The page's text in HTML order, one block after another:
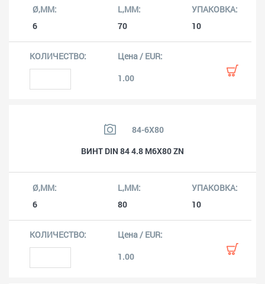
6 70 10
1.00
84-6X80
ВИНТ DIN 84 4.8 M6X80 ZN
6 80 10
1.00